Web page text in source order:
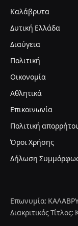
Καλάβρυτα
Δυτική Ελλάδα
Διαύγεια
Πολιτική
Οικονομία
Αθλητικά
Επικοινωνία
Πολιτική
Όροι Χρήσης
Δήλωση
Επωνυμία:
Διακριτικός